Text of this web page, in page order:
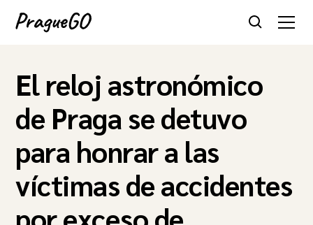
El reloj astronómico
de Praga se detuvo
para honrar a las
víctimas de accidentes